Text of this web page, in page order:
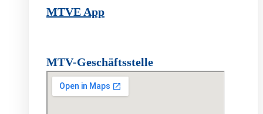
MTVE App
MTV-Geschäftsstelle